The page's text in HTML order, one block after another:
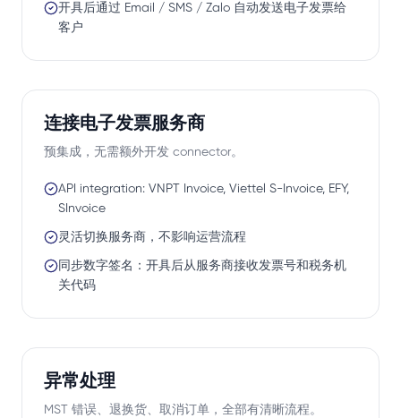
开具后通过 Email / SMS / Zalo 自动发送电子发票给
客户
连接电子发票服务商
预集成，无需额外开发 connector。
API integration: VNPT Invoice, Viettel S-Invoice, EFY,
SInvoice
灵活切换服务商，不影响运营流程
同步数字签名：开具后从服务商接收发票号和税务机
关代码
异常处理
MST 错误、退换货、取消订单，全部有清晰流程。